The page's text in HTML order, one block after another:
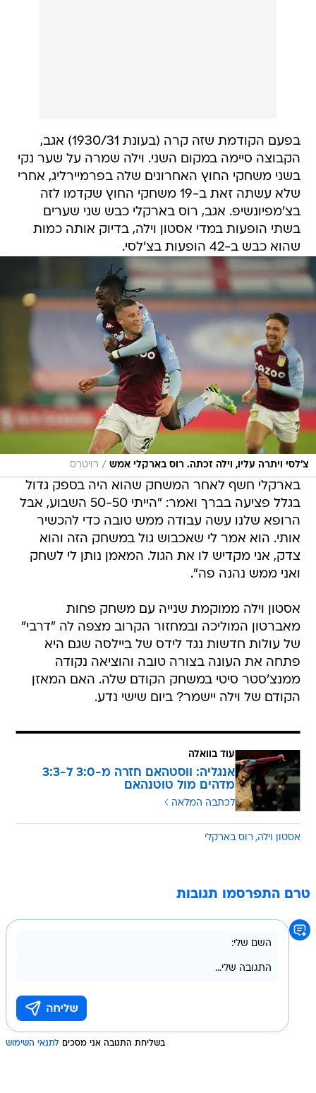
בפעם הקודמת שזה קרה (בעונת 1930/31) אגב,
הקבוצה סיימה במקום השני. וילה שמרה על שער נקי
בשני משחקי החוץ האחרונים שלה בפרמיירליג, אחרי
שלא עשתה זאת ב-19 משחקי החוץ שקדמו לזה
בצ'מפיונשיפ. אגב, רוס בארקלי כבש שני שערים
בשתי הופעות במדי אסטון וילה, בדיוק אותה כמות
שהוא כבש ב-42 הופעות בצ'לסי.
צ'לסי ויתרה עליו, וילה זכתה. רוס בארקלי אמש / רויטרס
בארקלי חשף לאחר המשחק שהוא היה בספק גדול
בגלל פציעה בברך ואמר: "הייתי 50-50 השבוע, אבל
הרופא שלנו עשה עבודה ממש טובה כדי להכשיר
אותי. הוא אמר לי שאכבוש גול במשחק הזה והוא
צדק, אני מקדיש לו את הגול. המאמן נותן לי לשחק
ואני ממש נהנה פה".
אסטון וילה ממוקמת שנייה עם משחק פחות
מאברטון המוליכה ובמחזור הקרוב מצפה לה "דרבי"
של עולות חדשות נגד לידס של ביילסה שגם היא
פתחה את העונה בצורה טובה והוציאה נקודה
ממנצ'סטר סיטי במשחק הקודם שלה. האם המאזן
הקודם של וילה יישמר? ביום שישי נדע.
עוד בוואלה
אנגליה: ווסטהאם חזרה מ-3:0 ל-3:3
מדהים מול טוטנהאם
לכתבה המלאה
אסטון וילה רוס בארקלי
טרם התפרסמו תגובות
בשליחת התגובה אני מסכים לתנאי השימוש